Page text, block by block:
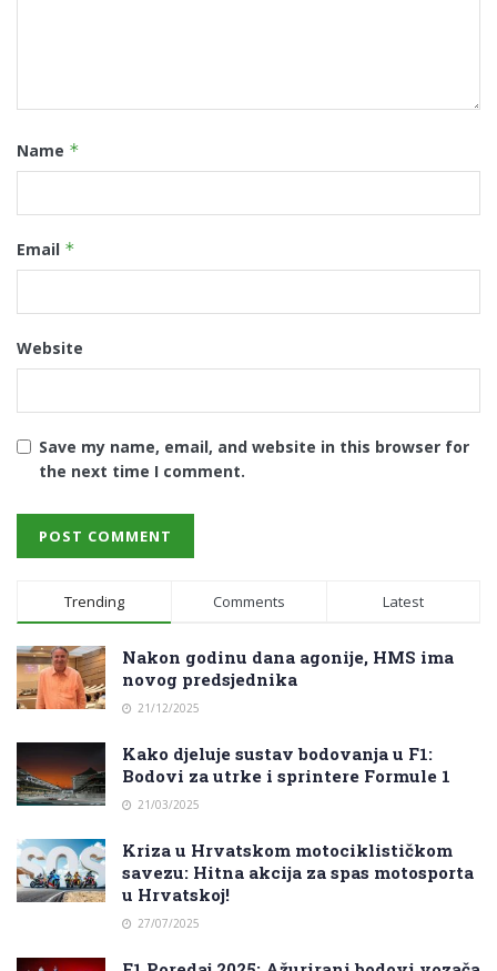
Name *
Email *
Website
Save my name, email, and website in this browser for
the next time I comment.
Trending Comments Latest
Nakon godinu dana agonije, HMS ima
novog predsjednika
21/12/2025
Kako djeluje sustav bodovanja u F1:
Bodovi za utrke i sprintere Formule 1
21/03/2025
Kriza u Hrvatskom motociklističkom
savezu: Hitna akcija za spas motosporta
u Hrvatskoj!
27/07/2025